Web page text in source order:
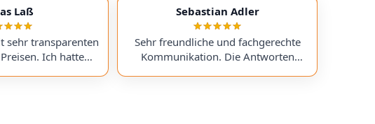
Laß
sehr transparenten
Ich hatte
Warten auf ein
Jederzeit
Sebastian Adler
Sehr freundliche und fachgerechte
Kommunikation. Die Antworten